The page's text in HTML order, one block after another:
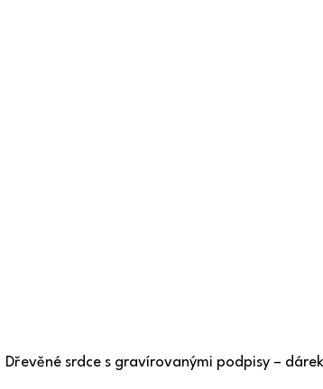
Dřevěné srdce s gravírovanými podpisy –